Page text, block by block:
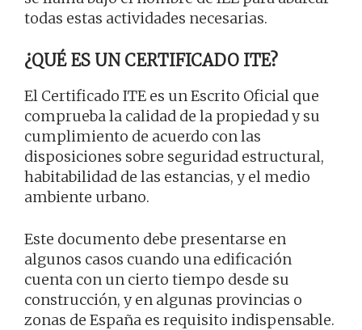
todas estas actividades necesarias.
¿QUÉ ES UN CERTIFICADO ITE?
El Certificado ITE es un Escrito Oficial que
comprueba la calidad de la propiedad y su
cumplimiento de acuerdo con las
disposiciones sobre seguridad estructural,
habitabilidad de las estancias, y el medio
ambiente urbano.
Este documento debe presentarse en
algunos casos cuando una edificación
cuenta con un cierto tiempo desde su
construcción, y en algunas provincias o
zonas de España es requisito indispensable.